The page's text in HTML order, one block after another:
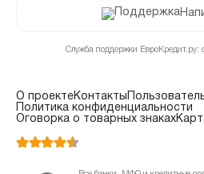
Служба поддержки
О проектеКонтакты
Политика конфиденциальности
Оговорка о товарных знаках